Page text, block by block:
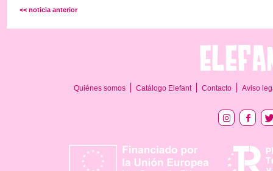
<< noticia anterior
Quiénes somos Catálogo Elefant Contacto Aviso